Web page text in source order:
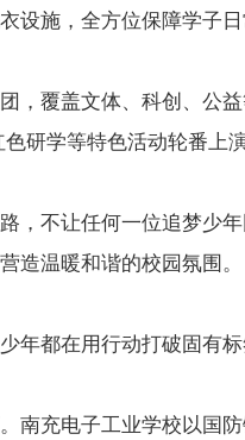
设施，全方位保障学子
，覆盖文体、科创、公
研学等特色活动轮番
，不让任何一位追梦少
造温暖和谐的校园氛围。
年都在用行动打破固有
南充电子工业学校以国